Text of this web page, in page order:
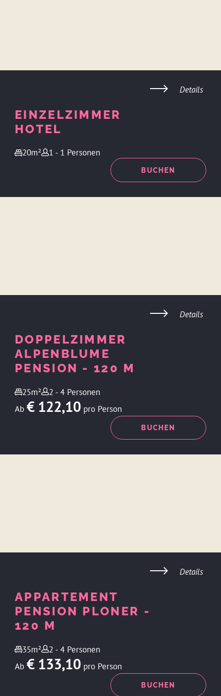
EINZELZIMMER
HOTEL
20m² 1 - 1 Personen
BUCHEN
Details
DOPPELZIMMER
ALPENBLUME
PENSION - 120 M
25m²
2 - 4 Personen
Ab € 122,10 pro Person
BUCHEN
Details
APPARTEMENT
PENSION PLONER -
120 M
35m²
2 - 4 Personen
Ab € 133,10 pro Person
BUCHEN
Details